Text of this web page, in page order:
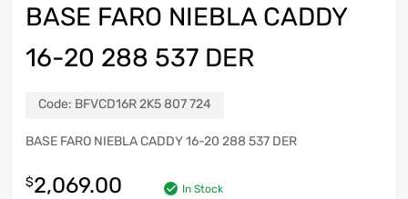
BASE FARO NIEBLA CADDY
16-20 288 537 DER
Code: BFVCD16R 2K5 807 724
BASE FARO NIEBLA CADDY 16-20 288 537 DER
$2,069.00 In Stock